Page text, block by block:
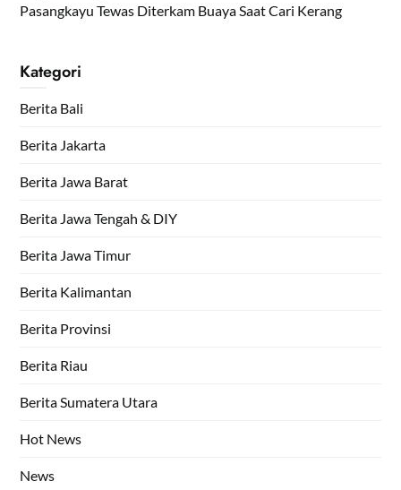
Pasangkayu Tewas Diterkam Buaya Saat Cari Kerang
Kategori
Berita Bali
Berita Jakarta
Berita Jawa Barat
Berita Jawa Tengah & DIY
Berita Jawa Timur
Berita Kalimantan
Berita Provinsi
Berita Riau
Berita Sumatera Utara
Hot News
News